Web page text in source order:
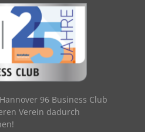
96 Business Club
Verein dadurch